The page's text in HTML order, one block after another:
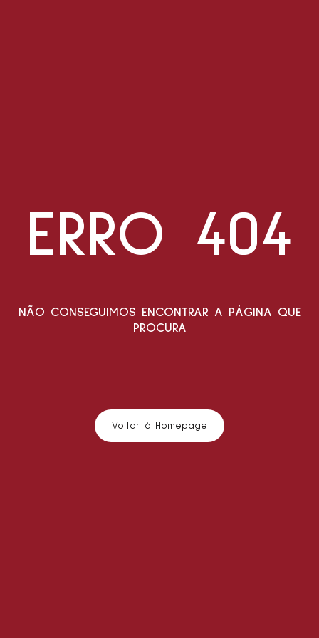
ERRO 404
NÃO CONSEGUIMOS ENCONTRAR A PÁGINA QUE
PROCURA
Voltar à Homepage